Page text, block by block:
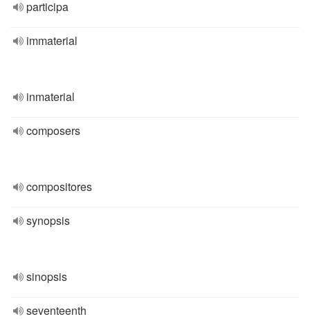
participa
immaterial
inmaterial
composers
compositores
synopsis
sinopsis
seventeenth